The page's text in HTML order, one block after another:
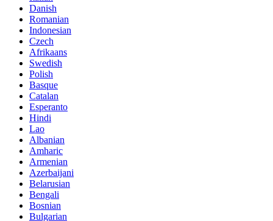
Danish
Romanian
Indonesian
Czech
Afrikaans
Swedish
Polish
Basque
Catalan
Esperanto
Hindi
Lao
Albanian
Amharic
Armenian
Azerbaijani
Belarusian
Bengali
Bosnian
Bulgarian